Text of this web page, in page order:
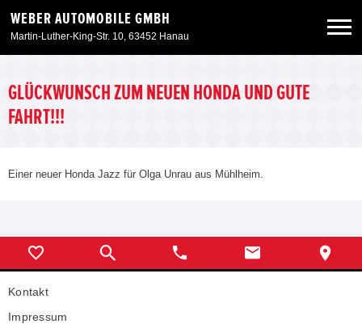
WEBER AUTOMOBILE GMBH
Martin-Luther-King-Str. 10, 63452 Hanau
Neuwagen
Gebrauchtwagen
Angebote
Unser Autohaus
GLÜCKWUNSCH ZUM NEUEN HONDA UND GUTE
FAHRT!!!
Einer neuer Honda Jazz für Olga Unrau aus Mühlheim.
Kontakt
Impressum